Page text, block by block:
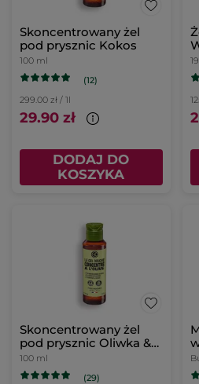
Skoncentrowany żel
pod prysznic Kokos
100 ml
(12)
299.00 zł / 1l
29.90 zł
DODAJ DO
KOSZYKA
Skoncentrowany żel
pod prysznic Oliwka &
Petit grain 100 ml
100 ml
(29)